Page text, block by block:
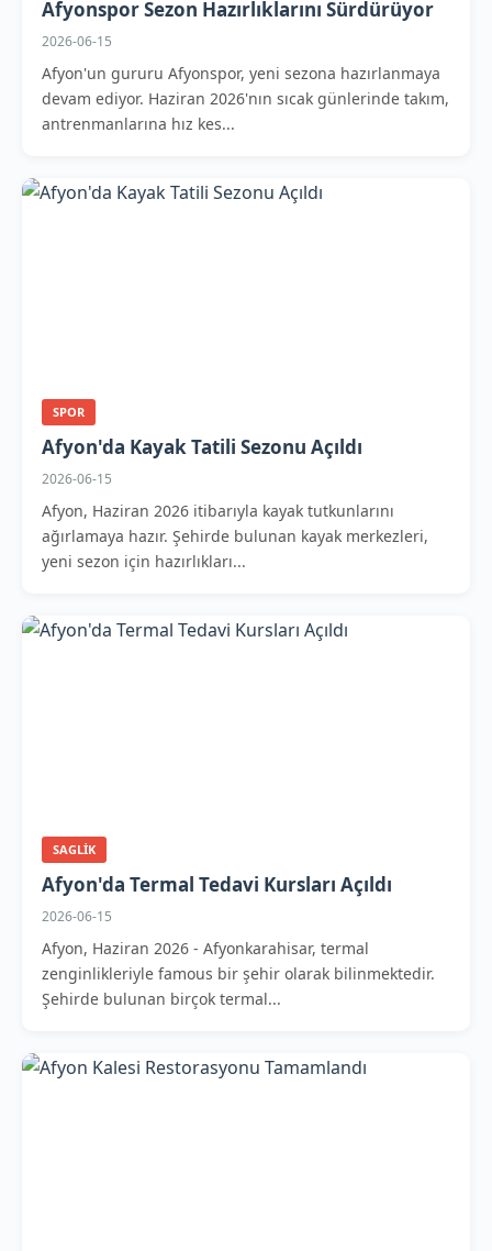
Afyonspor Sezon Hazırlıklarını Sürdürüyor
2026-06-15
Afyon'un gururu Afyonspor, yeni sezona hazırlanmaya
devam ediyor. Haziran 2026'nın sıcak günlerinde takım,
antrenmanlarına hız kes...
SPOR
Afyon'da Kayak Tatili Sezonu Açıldı
2026-06-15
Afyon, Haziran 2026 itibarıyla kayak tutkunlarını
ağırlamaya hazır. Şehirde bulunan kayak merkezleri,
yeni sezon için hazırlıkları...
SAGLIK
Afyon'da Termal Tedavi Kursları Açıldı
2026-06-15
Afyon, Haziran 2026 - Afyonkarahisar, termal
zenginlikleriyle famous bir şehir olarak bilinmektedir.
Şehirde bulunan birçok termal...